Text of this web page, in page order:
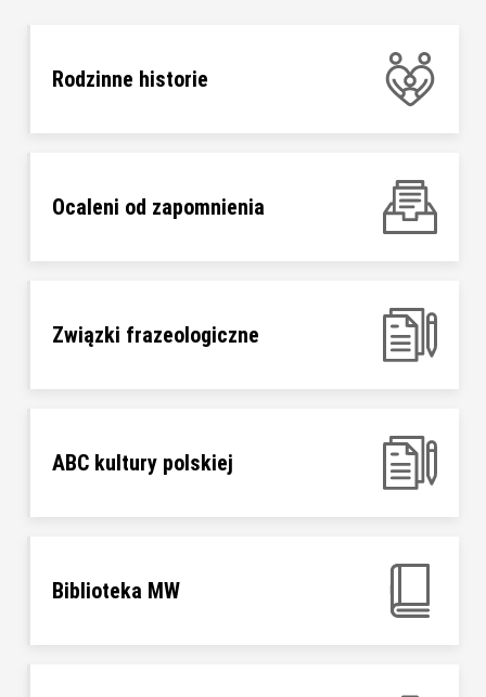
Rodzinne historie
Ocaleni od zapomnienia
Związki frazeologiczne
ABC kultury polskiej
Biblioteka MW